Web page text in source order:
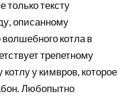
только тексту
описанному
котла в
трепетному
у кимвров, которое
Любопытно